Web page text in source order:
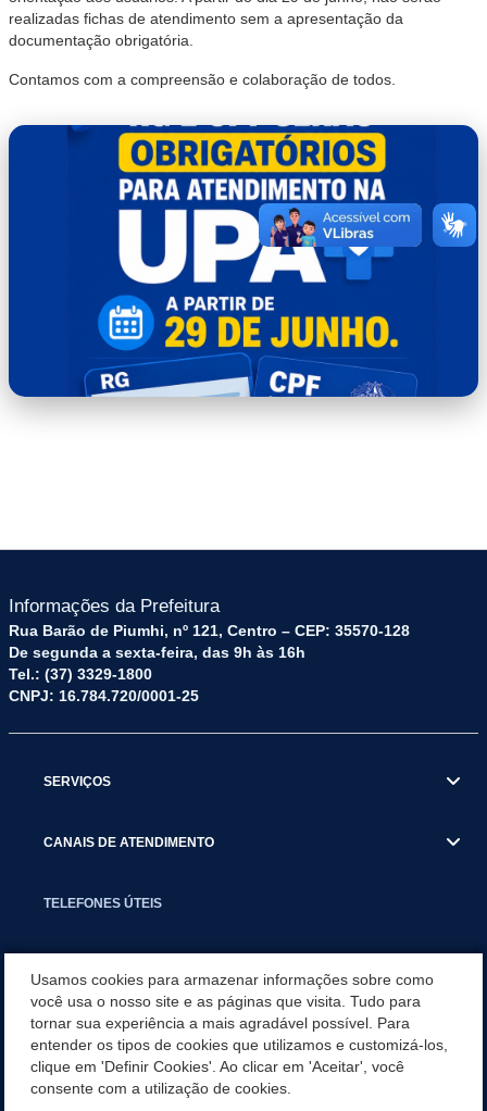
realizadas fichas de atendimento sem a apresentação da
documentação obrigatória.
Contamos com a compreensão e colaboração de todos.
Informações da Prefeitura
Rua Barão de Piumhi, nº 121, Centro – CEP: 35570-128
De segunda a sexta-feira, das 9h às 16h
Tel.: (37) 3329-1800
CNPJ: 16.784.720/0001-25
SERVIÇOS
CANAIS DE ATENDIMENTO
TELEFONES ÚTEIS
NOTÍCIAS
APLICATIVO
Usamos cookies para armazenar informações sobre como
você usa o nosso site e as páginas que visita. Tudo para
tornar sua experiência a mais agradável possível. Para
entender os tipos de cookies que utilizamos e customizá-los,
clique em 'Definir Cookies'. Ao clicar em 'Aceitar', você
consente com a utilização de cookies.